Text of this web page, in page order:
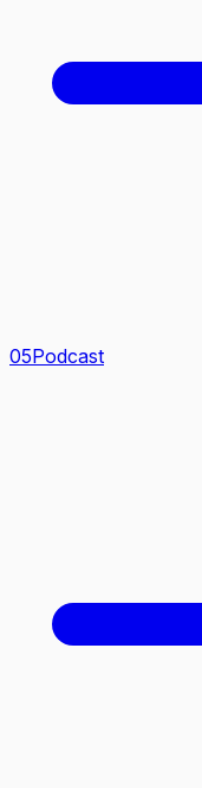
05Podcast